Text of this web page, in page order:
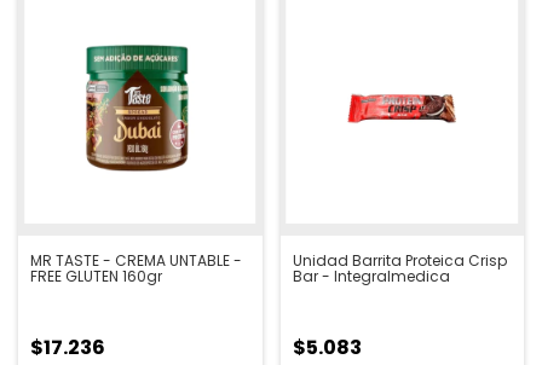
MR TASTE - CREMA UNTABLE -
FREE GLUTEN 160gr
$17.236
Unidad Barrita Proteica Crisp
Bar - Integralmedica
$5.083